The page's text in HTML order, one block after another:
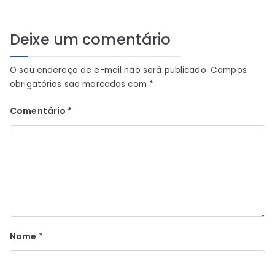
Deixe um comentário
O seu endereço de e-mail não será publicado. Campos
obrigatórios são marcados com *
Comentário *
Nome *